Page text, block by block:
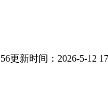
更新时间：2026-5-12